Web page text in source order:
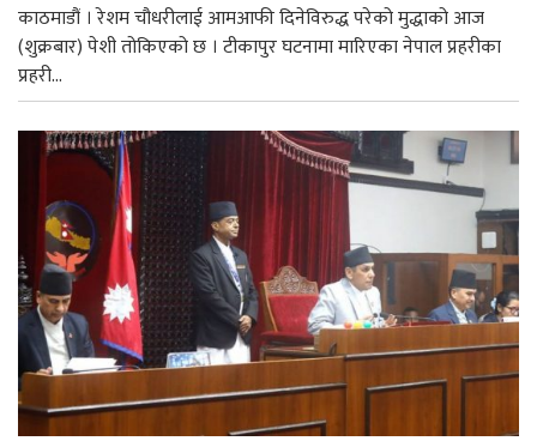
काठमाडौं । रेशम चौधरीलाई आमआफी दिनेविरुद्ध परेको मुद्धाको आज
(शुक्रबार) पेशी तोकिएको छ । टीकापुर घटनामा मारिएका नेपाल प्रहरीका
प्रहरी...